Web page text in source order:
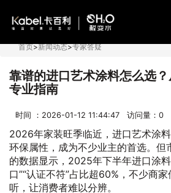
首页>新闻动态>专家答疑
靠谱的进口艺术涂料怎么选
专业指南
时间 ：2026-01-12 11:44:47 访问量： 0
2026年家装旺季临近，进口艺术涂
环保属性，成为不少业主的首选。但
的数据显示，2025年下半年进口涂
口”“认证不符”占比超60%，不少商
听，让消费者难以分辨。